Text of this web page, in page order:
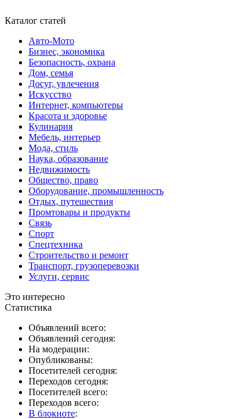
Каталог статей
Авто-Мото
Бизнес, экономика
Безопасность, охрана
Дом, семья
Досуг, увлечения
Искусство
Интернет, компьютеры
Красота и здоровье
Кулинария
Мебель, интерьер
Мода, стиль
Наука, образование
Недвижимость
Общество, право
Оборудование, промышленность
Отдых, путешествия
Промтовары и продукты
Связь
Спорт
Спецтехника
Строительство и ремонт
Транспорт, грузоперевозки
Услуги, сервис
Это интересно
Статистика
Объявлений всего:
Объявлений сегодня:
На модерации:
Опубликованы:
Посетителей сегодня:
Переходов сегодня:
Посетителей всего:
Переходов всего:
В блокноте: